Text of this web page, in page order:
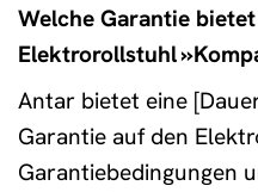
Welche Garantie
Elektrorollstuhl
Antar bietet eine
Garantie auf den
Garantiebedingungen